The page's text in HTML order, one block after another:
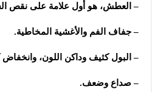
– العطش، هو أول علامة على نقص
– جفاف الفم والأغشية المخاطية.
– البول كثيف وداكن اللون، وانخفاض
– صداع وضعف.